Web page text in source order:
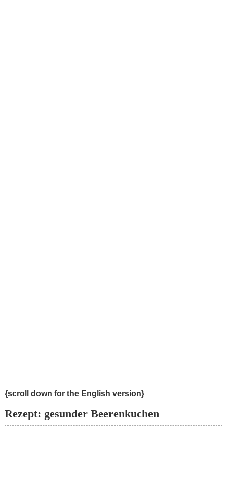
{scroll down for the English version}
Rezept: gesunder Beerenkuchen